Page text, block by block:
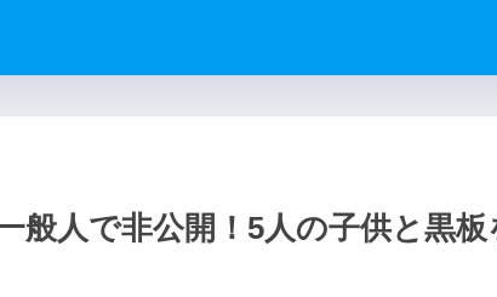
般人で非公開！5人の子供と黒板